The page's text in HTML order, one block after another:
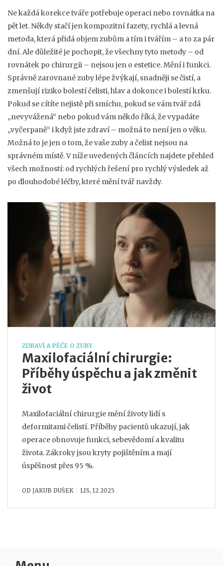
Ne každá korekce tváře potřebuje operaci nebo rovnátka na
pět let. Někdy stačí jenkompozitní fazety, rychlá a levná
metoda, která přidá objem zubům a tím i tvářím – a to za pár
dní. Ale důležité je pochopit, že všechny tyto metody – od
rovnátek po chirurgii – nejsou jen o estetice. Mění i funkci.
Správně zarovnané zuby lépe žvýkají, snadněji se čistí, a
zmenšují riziko bolestí čelisti, hlav a dokonce i bolestí krku.
Pokud se cítíte nejistě při smíchu, pokud se vám tvář zdá
„nevyvážená“ nebo pokud vám někdo říká, že vypadáte
„vyčerpaně“ i když jste zdraví – možná to není jen o věku.
Možná to je jen o tom, že vaše zuby a čelist nejsou na
správném místě. V níže uvedených článcích najdete přehled
všech možností: od rychlých řešení pro rychlý výsledek až
po dlouhodobé léčby, které mění tvář navždy.
ZDRAVÍ A PÉČE O ZUBY
Maxilofaciální chirurgie:
Příběhy úspěchu a jak změnit
život
Maxilofaciální chirurgie mění životy lidí s
deformitami čelistí. Příběhy pacientů ukazují, jak
operace obnovuje funkci, sebevědomí a kvalitu
života. Zákroky jsou kryty pojištěním a mají
úspěšnost přes 95 %.
OD JAKUB DUŠEK LIS, 12 2025